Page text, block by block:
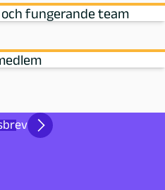
fungerande team